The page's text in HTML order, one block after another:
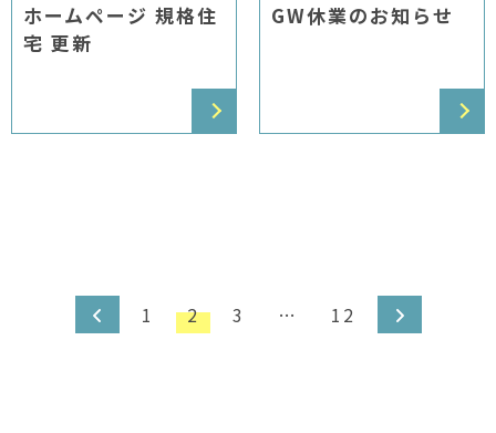
ホームページ 規格住
宅 更新
GW休業のお知らせ
投稿のページ送り
1 2 3 … 12